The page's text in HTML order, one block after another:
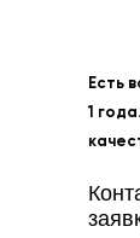
Есть
1